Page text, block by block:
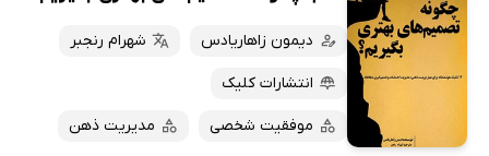
دیمون زاهاریادس شهرام رنجبر
انتشارات کلیک
موفقیت شخصی مدیریت ذهن